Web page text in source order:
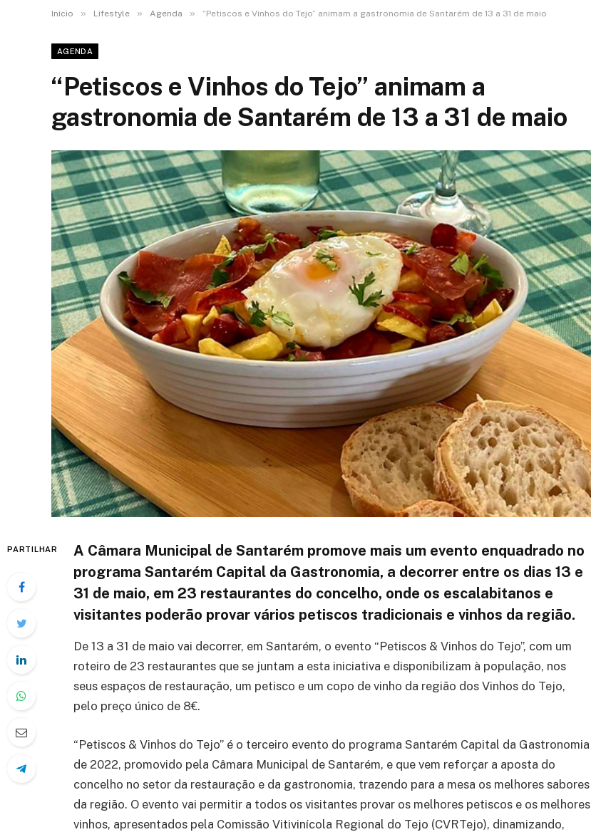
Início » Lifestyle » Agenda » “Petiscos e Vinhos do Tejo” animam a gastronomia de Santarém de 13 a 31 de maio
AGENDA
“Petiscos e Vinhos do Tejo” animam a
gastronomia de Santarém de 13 a 31 de maio
PARTILHAR
A Câmara Municipal de Santarém promove mais um evento enquadrado no
programa Santarém Capital da Gastronomia, a decorrer entre os dias 13 e
31 de maio, em 23 restaurantes do concelho, onde os escalabitanos e
visitantes poderão provar vários petiscos tradicionais e vinhos da região.
De 13 a 31 de maio vai decorrer, em Santarém, o evento “Petiscos & Vinhos do Tejo”, com um
roteiro de 23 restaurantes que se juntam a esta iniciativa e disponibilizam à população, nos
seus espaços de restauração, um petisco e um copo de vinho da região dos Vinhos do Tejo,
pelo preço único de 8€.
“Petiscos & Vinhos do Tejo” é o terceiro evento do programa Santarém Capital da Gastronomia
de 2022, promovido pela Câmara Municipal de Santarém, e que vem reforçar a aposta do
concelho no setor da restauração e da gastronomia, trazendo para a mesa os melhores sabores
da região. O evento vai permitir a todos os visitantes provar os melhores petiscos e os melhores
vinhos, apresentados pela Comissão Vitivinícola Regional do Tejo (CVRTejo), dinamizando,